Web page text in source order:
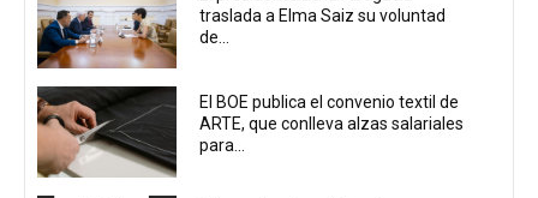
traslada a Elma Saiz su voluntad
de...
El BOE publica el convenio textil de
ARTE, que conlleva alzas salariales
para...